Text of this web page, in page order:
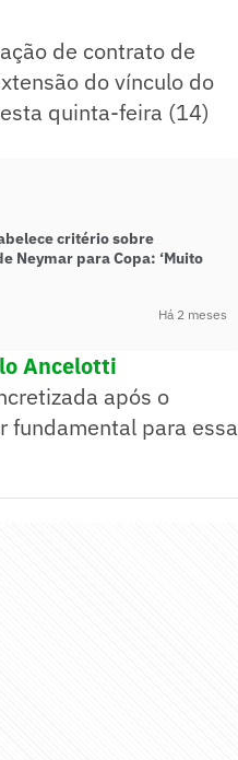
de contrato de
do vínculo do
quinta-feira (14)
critério sobre
Neymar para Copa: ‘Muito
Há 2 meses
Ancelotti
após o
fundamental para essa